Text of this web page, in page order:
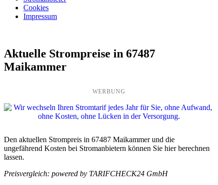
Cookies
Impressum
Aktuelle Strompreise in 67487
Maikammer
WERBUNG
Den aktuellen Strompreis in 67487 Maikammer und die
ungefährend Kosten bei Stromanbietern können Sie hier berechnen
lassen.
Preisvergleich: powered by TARIFCHECK24 GmbH